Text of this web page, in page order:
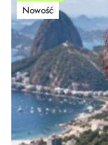
Nowość